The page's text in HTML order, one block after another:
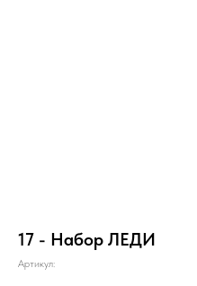
17 - Набор ЛЕДИ
Артикул: